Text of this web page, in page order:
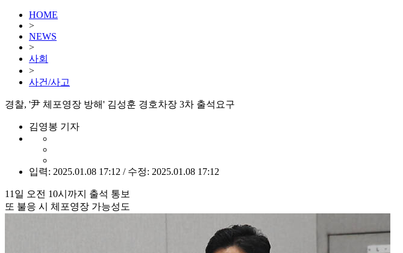
HOME
>
NEWS
>
사회
>
사건/사고
경찰, '尹 체포영장 방해' 김성훈 경호차장 3차 출석요구
김영봉 기자
입력: 2025.01.08 17:12 / 수정: 2025.01.08 17:12
11일 오전 10시까지 출석 통보
또 불응 시 체포영장 가능성도